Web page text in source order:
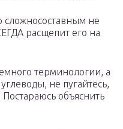
сложносоставным не
расщепит его на
терминологии, а
не пугайтесь,
объяснить